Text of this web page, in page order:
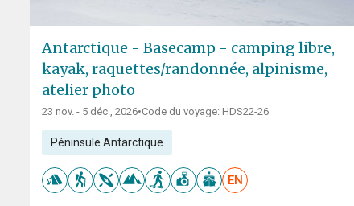
Antarctique - Basecamp - camping libre,
kayak, raquettes/randonnée, alpinisme,
atelier photo
23 nov. - 5 déc., 2026•Code du voyage: HDS22-26
Péninsule Antarctique
EN